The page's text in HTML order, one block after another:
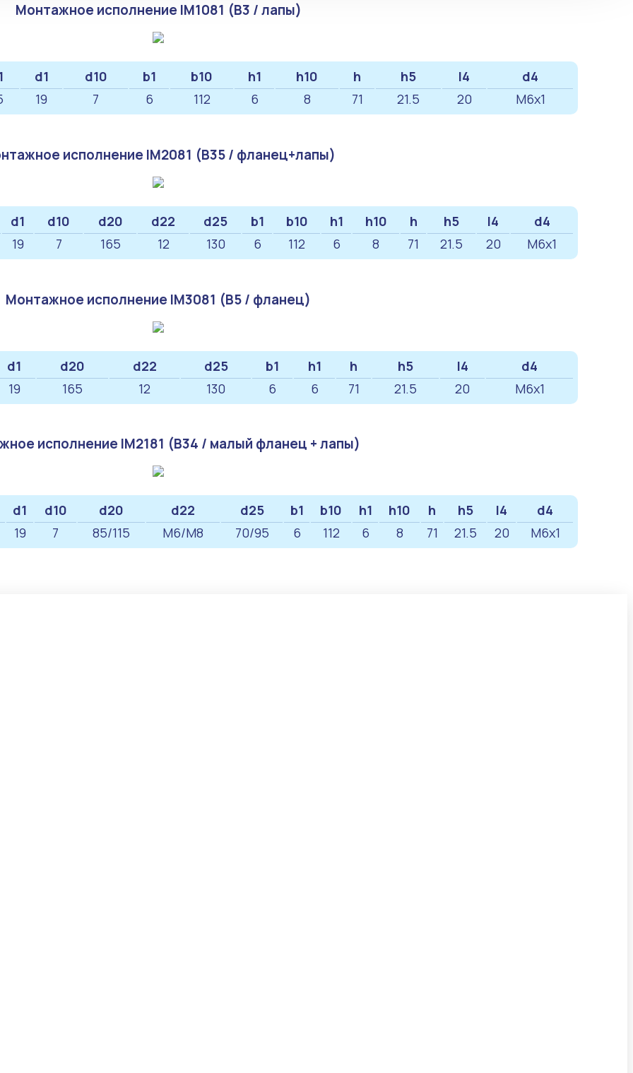
Монтажное исполнение IM1081 (B3 / лапы)
d1 d10 b1 b10 h1 h10 h h5 l4
d4
19 7 6 112 6 8 71 21.5 20 M6x1
исполнение IM2081 (B35 / фланец+лапы)
d1 d10 d20 d22 d25 b1 b10 h1 h10 h h5 l4
d4
19 7 165 12 130 6 112 6 8 71 21.5 20 M6x1
Монтажное исполнение IM3081 (B5 / фланец)
d1 d20 d22 d25 b1 h1 h h5 l4
d4
19 165 12 130 6 6 71 21.5 20 M6x1
исполнение IM2181 (B34 / малый фланец + лапы)
d1 d10 d20 d22 d25 b1 b10 h1 h10 h h5 l4
d4
19 7 85/115 M6/М8 70/95 6 112 6 8 71 21.5 20 M6x1